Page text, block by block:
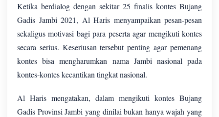
Ketika berdialog dengan sekitar 25 finalis kontes Bujang
Gadis Jambi 2021, Al Haris menyampaikan pesan-pesan
sekaligus motivasi bagi para peserta agar mengikuti kontes
secara serius. Keseriusan tersebut penting agar pemenang
kontes bisa mengharumkan nama Jambi nasional pada
kontes-kontes kecantikan tingkat nasional.
Al Haris mengatakan, dalam mengikuti kontes Bujang
Gadis Provinsi Jambi yang dinilai bukan hanya wajah yang